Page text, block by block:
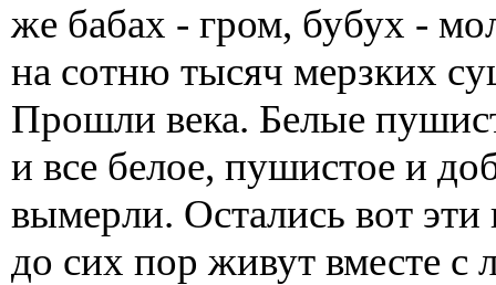
же бабах - гром, бубух -
на сотню тысяч мерзких
Прошли века. Белые
и все белое, пушистое и
вымерли. Остались вот
до сих пор живут вместе